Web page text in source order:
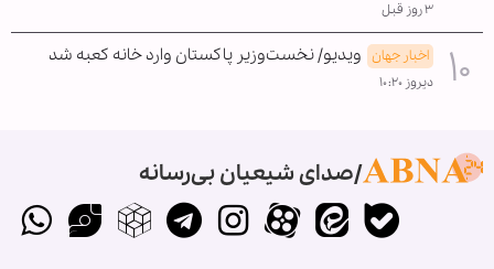
۳ روز قبل
اخبار جهان ویدیو/ نخست‌وزیر پاکستان وارد خانه کعبه شد
دیروز ۱۰:۲۰
صدای شیعیان بی‌رسانه